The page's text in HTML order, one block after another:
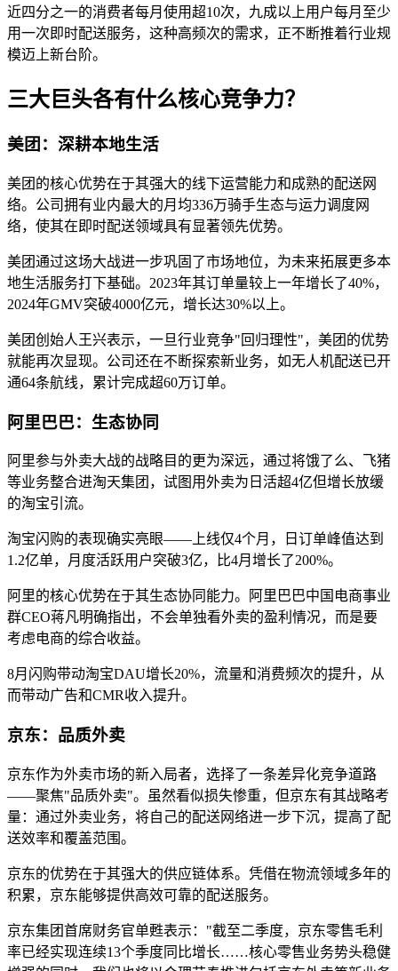
近四分之一的消费者每月使用超10次，九成以上用户每月至少
用一次即时配送服务，这种高频次的需求，正不断推着行业规
模迈上新台阶。
三大巨头各有什么核心竞争力？
美团：深耕本地生活
美团的核心优势在于其强大的线下运营能力和成熟的配送网
络。公司拥有业内最大的月均336万骑手生态与运力调度网
络，使其在即时配送领域具有显著领先优势。
美团通过这场大战进一步巩固了市场地位，为未来拓展更多本
地生活服务打下基础。2023年其订单量较上一年增长了40%，
2024年GMV突破4000亿元，增长达30%以上。
美团创始人王兴表示，一旦行业竞争"回归理性"，美团的优势
就能再次显现。公司还在不断探索新业务，如无人机配送已开
通64条航线，累计完成超60万订单。
阿里巴巴：生态协同
阿里参与外卖大战的战略目的更为深远，通过将饿了么、飞猪
等业务整合进淘天集团，试图用外卖为日活超4亿但增长放缓
的淘宝引流。
淘宝闪购的表现确实亮眼——上线仅4个月，日订单峰值达到
1.2亿单，月度活跃用户突破3亿，比4月增长了200%。
阿里的核心优势在于其生态协同能力。阿里巴巴中国电商事业
群CEO蒋凡明确指出，不会单独看外卖的盈利情况，而是要
考虑电商的综合收益。
8月闪购带动淘宝DAU增长20%，流量和消费频次的提升，从
而带动广告和CMR收入提升。
京东：品质外卖
京东作为外卖市场的新入局者，选择了一条差异化竞争道路
——聚焦"品质外卖"。虽然看似损失惨重，但京东有其战略考
量：通过外卖业务，将自己的配送网络进一步下沉，提高了配
送效率和覆盖范围。
京东的优势在于其强大的供应链体系。凭借在物流领域多年的
积累，京东能够提供高效可靠的配送服务。
京东集团首席财务官单甦表示："截至二季度，京东零售毛利
率已经实现连续13个季度同比增长……核心零售业务势头稳健